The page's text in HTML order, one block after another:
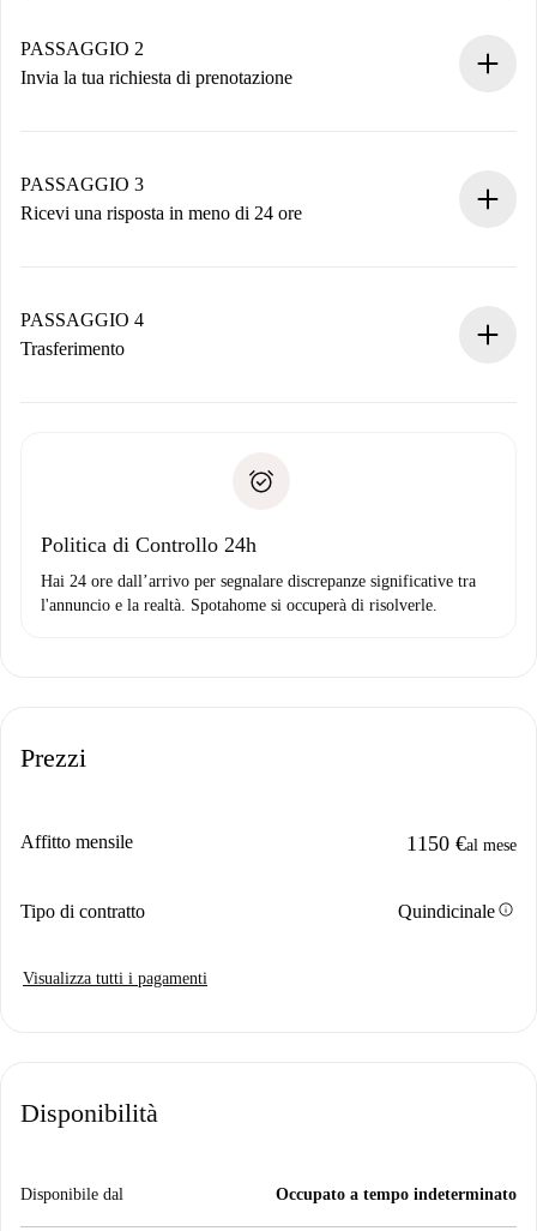
Hai tutte le informazioni necessarie in anticipo.
PASSAGGIO 2
Invia la tua richiesta di prenotazione
non accetta.
PASSAGGIO 3
Ricevi una risposta in meno di 24 ore
contatto con il proprietario.
Se rifiutata: non ti addebiteremo nulla e ti proporremo
Domiciliazione del pagamento
PASSAGGIO 4
Trasferimento
solo se non segnali problemi.
Politica di Controllo 24h
Hai 24 ore dall’arrivo per segnalare discrepanze significative tra
l'annuncio e la realtà. Spotahome si occuperà di risolverle.
Prezzi
Affitto mensile 1150 €al mese
Tipo di contratto Quindicinaleinfo
Visualizza tutti i pagamenti
Disponibilità
Disponibile dal Occupato a tempo indeterminato